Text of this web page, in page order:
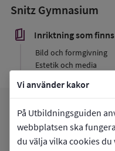
Vi använder kakor
På Utbildningsguiden
webbplatsen ska
du välja vilka cookies
Snitz Gymnasium
book_5 Inriktning som
Bild och formgivning
Estetik och media
Gå tillSnitz